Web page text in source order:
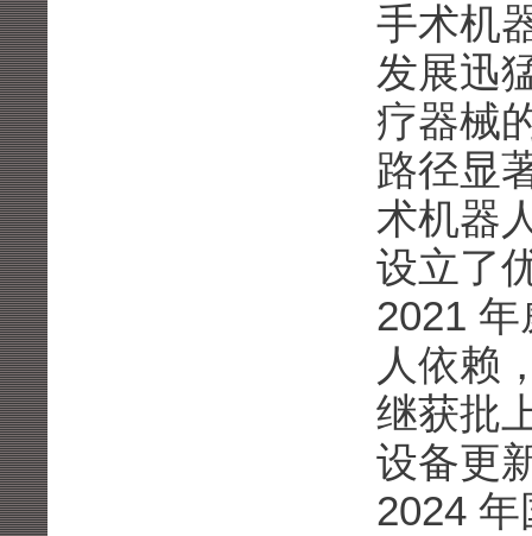
手术机
发展迅
疗器械
路径显
术机器
设立了
2021
人依赖
继获批
设备更
2024